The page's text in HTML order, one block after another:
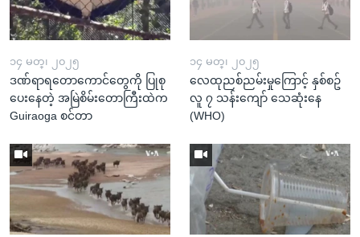
၁၄ မတ္၊ ၂၀၂၅
ဒဏ်ရာရတောကောင်တွေကို ပြုစု
ပေးနေတဲ့ အမြဲစိမ်းတောကြီးထဲက
Guiraoga စင်တာ
၁၄ မတ္၊ ၂၀၂၅
လေထုညစ်ညမ်းမှုကြောင့် နှစ်စဥ်
လူ ၇ သန်းကျော် သေဆုံးနေ
(WHO)